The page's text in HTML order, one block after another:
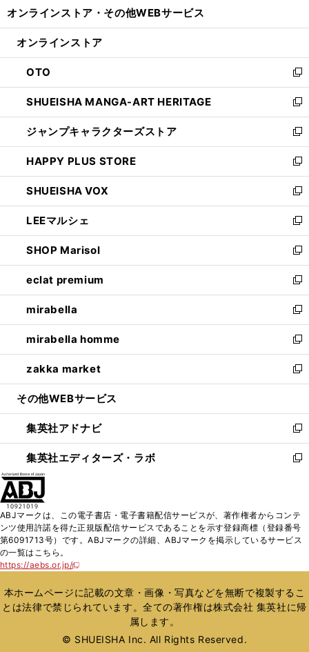
開
ン
ウ
で
開
く
ウ
ン
ド
ウ
で
開
く
オンラインストア・ その他WEBサービス
オンラインストア
OTO
新
し
い
ウ
ィ
ン
ド
ウ
で
開
く
SHUEISHA MANGA-ART HERITAGE
新
し
い
ウ
ィ
ン
ド
ウ
で
開
く
ジャンプキャラクターズストア
新
し
い
ウ
ィ
ン
ド
ウ
で
開
く
HAPPY PLUS STORE
新
し
い
ウ
ィ
ン
ド
ウ
で
開
く
SHUEISHA VOX
新
し
い
ウ
ィ
ン
ド
ウ
で
開
く
LEEマルシェ
新
し
い
ウ
ィ
ン
ド
ウ
で
開
く
SHOP Marisol
新
し
い
ウ
ィ
ン
ド
ウ
で
開
eclat premium
新
し
い
ウ
ィ
ン
ド
ウ
開
く
mirabella
新
し
い
ウ
ィ
ン
ウ
で
開
く
mirabella homme
新
し
い
ウ
ン
ド
ウ
で
zakka market
新
し
ウ
ィ
ン
ド
く
その他WEBサービス
集英社アドナビ
新
し
い
ド
ウ
で
集英社エディターズ・ラボ
新
ィ
ン
ド
開
く
ABJマークは、この電子書店・電子書籍配信サービスが、著作権者からコンテ
ンツ使用許諾を得た正規版配信サービスであることを示す登録商標（登録番号
第6091713号）です。ABJマークの詳細、ABJマークを掲示しているサービス
の一覧はこちら。
https://aebs.or.jp/
新
い
ウ
ィ
ウ
本ホームページに記載の文章・画像・写真などを無断で複製するこ
とは法律で禁じられています。全ての著作権は株式会社 集英社に帰
属します。
© SHUEISHA Inc. All Rights Reserved.